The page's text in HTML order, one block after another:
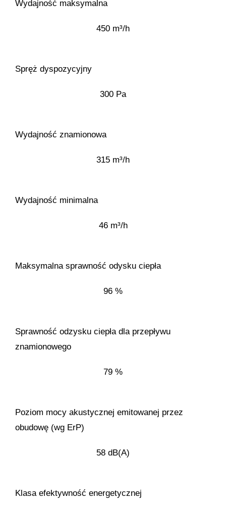
Wydajność maksymalna
450 m³/h
Spręż dyspozycyjny
300 Pa
Wydajność znamionowa
315 m³/h
Wydajność minimalna
46 m³/h
Maksymalna sprawność odysku ciepła
96 %
Sprawność odzysku ciepła dla przepływu
znamionowego
79 %
Poziom mocy akustycznej emitowanej przez
obudowę (wg ErP)
58 dB(A)
Klasa efektywność energetycznej